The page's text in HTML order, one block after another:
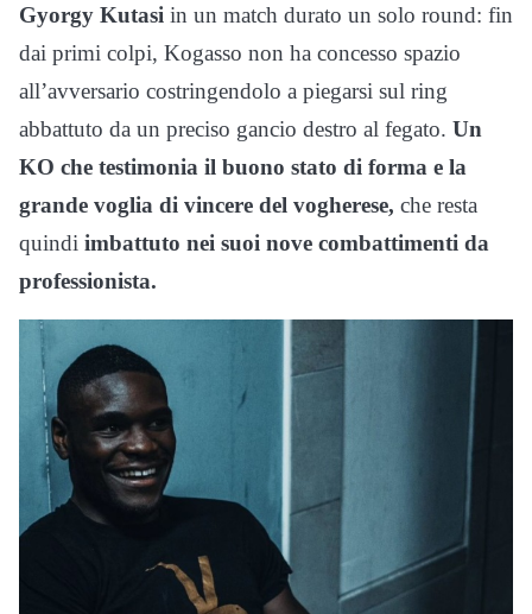
Gyorgy Kutasi in un match durato un solo round: fin
dai primi colpi, Kogasso non ha concesso spazio
all’avversario costringendolo a piegarsi sul ring
abbattuto da un preciso gancio destro al fegato. Un
KO che testimonia il buono stato di forma e la
grande voglia di vincere del vogherese, che resta
quindi imbattuto nei suoi nove combattimenti da
professionista.